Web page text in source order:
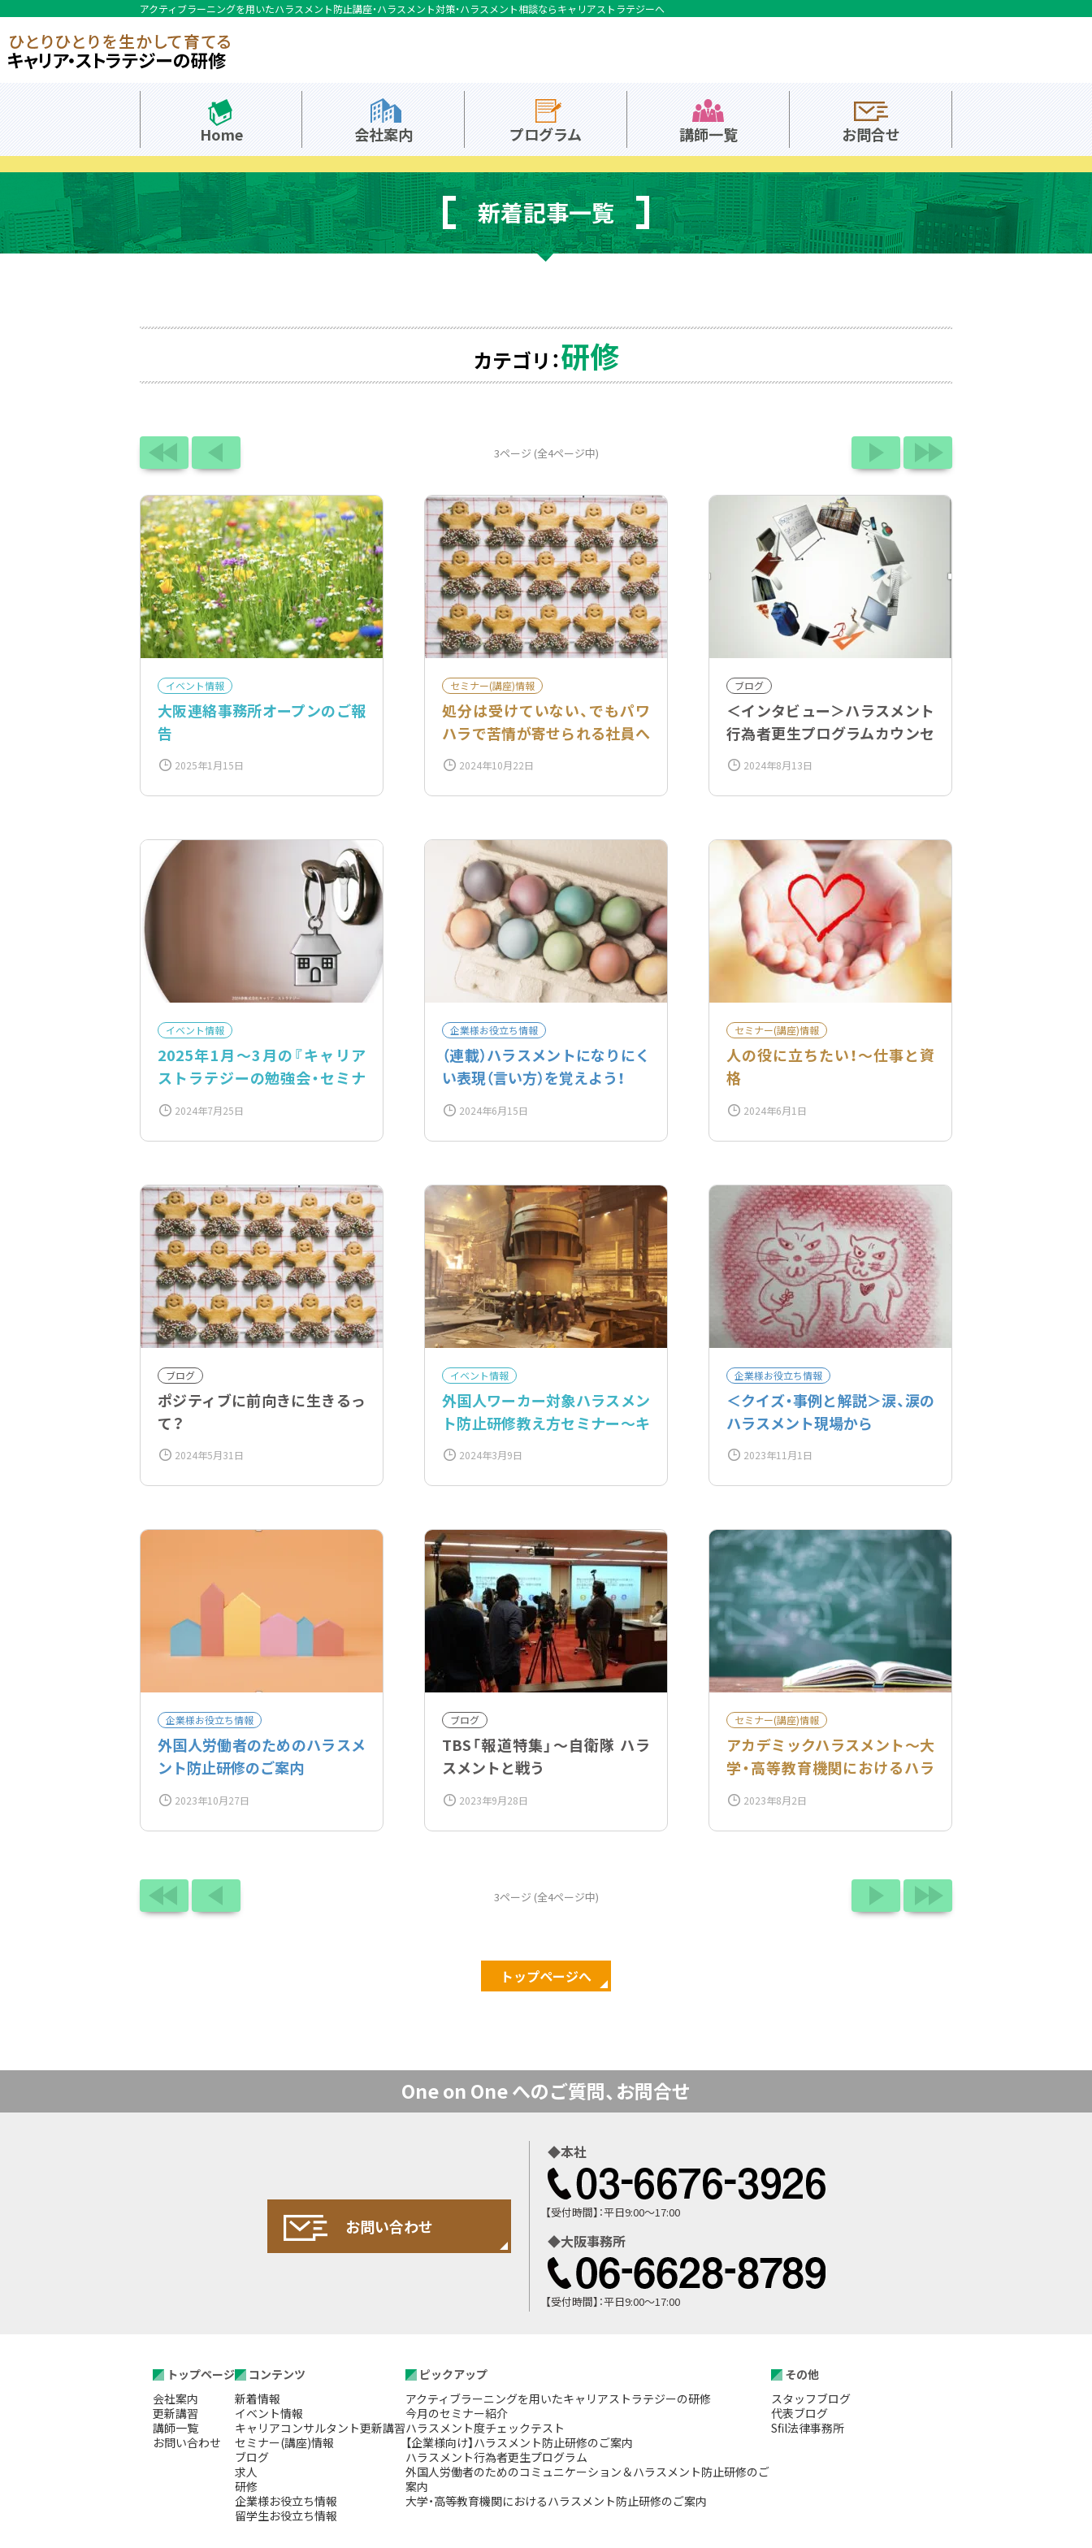
アクティブラーニングを用いたハラスメント防止講座・ハラスメント対策・ハラスメント相談ならキャリアストラテジーへ
Home 会社案内 プログラム 講師一覧 お問合せ
新着記事一覧
カテゴリ：研修
3ページ (全4ページ中)
イベント情報
大阪連絡事務所オープンのご報
告
2025年1月15日
セミナー(講座)情報
処分は受けていない、でもパワ
ハラで苦情が寄せられる社員へ
の対応2024年10月22日
ブログ
＜インタビュー＞ハラスメント
行為者更生プログラムカウンセ
ラー松本利勝さん
2024年8月13日
イベント情報
2025年1月〜3月の『キャリア
ストラテジーの勉強会・セミナ
ー情報』
2024年7月25日
企業様お役立ち情報
（連載）ハラスメントになりにく
い表現（言い方）を覚えよう！
2024年6月15日
セミナー(講座)情報
人の役に立ちたい！〜仕事と資
格
2024年6月1日
ブログ
ポジティブに前向きに生きるっ
て？
2024年5月31日
イベント情報
外国人ワーカー対象ハラスメン
ト防止研修教え方セミナー〜キ
ャリアコンサルタントの国内国
際貢献最前線！
2024年3月9日
企業様お役立ち情報
＜クイズ・事例と解説＞涙、涙の
ハラスメント現場から
2023年11月1日
企業様お役立ち情報
外国人労働者のためのハラスメ
ント防止研修のご案内
2023年10月27日
ブログ
TBS「報道特集」〜自衛隊 ハラ
スメントと戦う
2023年9月28日
セミナー(講座)情報
アカデミックハラスメント〜大
学・高等教育機関におけるハラ
スメント防止研修のご案内
2023年8月2日
3ページ (全4ページ中)
トップページへ
トップページへ
One on One へのご質問、お問合せ
お問い合わせ
お問い合わせ
本社
【受付時間】：平日9:00～17:00
大阪事務所
【受付時間】：平日9:00～17:00
トップページ
会社案内
更新講習
講師一覧
お問い合わせ
コンテンツ
新着情報
イベント情報
キャリアコンサルタント更新講習
セミナー(講座)情報
ブログ
求人
研修
企業様お役立ち情報
留学生お役立ち情報
ピックアップ
アクティブラーニングを用いたキャリアストラテジーの研修
今月のセミナー紹介
ハラスメント度チェックテスト
【企業様向け】ハラスメント防止研修のご案内
ハラスメント行為者更生プログラム
外国人労働者のためのコミュニケーション＆ハラスメント防止研修のご
案内
大学・高等教育機関におけるハラスメント防止研修のご案内
その他
スタッフブログ
代表ブログ
Sfil法律事務所